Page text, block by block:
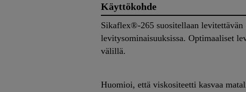
Käyttökohde
Sikaflex®-265 suositellaan
levitysominaisuuksissa. Optimaaliset
välillä.
Huomioi, että viskositeetti kasvaa